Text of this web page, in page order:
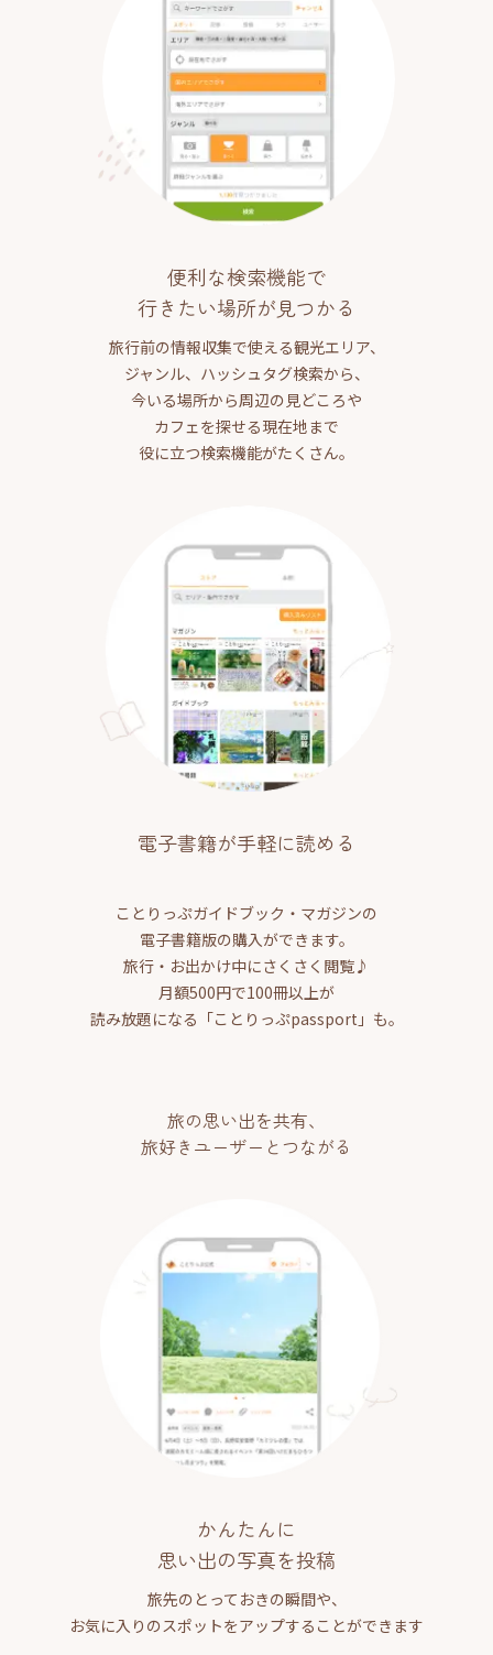
便利な検索機能で
行きたい場所が見つかる
旅行前の情報収集で使える観光エリア、
ジャンル、ハッシュタグ検索から、
今いる場所から周辺の見どころや
カフェを探せる現在地まで
役に立つ検索機能がたくさん。
電子書籍が手軽に読める
ことりっぷガイドブック・マガジンの
電子書籍版の購入ができます。
旅行・お出かけ中にさくさく閲覧♪
月額500円で100冊以上が
読み放題になる「ことりっぷpassport」も。
旅の思い出を共有、
旅好きユーザーとつながる
かんたんに
思い出の写真を投稿
旅先のとっておきの瞬間や、
お気に入りのスポットをアップすることができます